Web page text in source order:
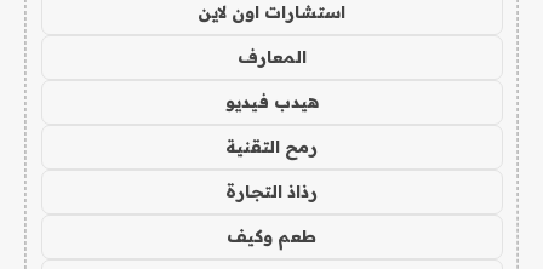
استشارات اون لاين
المعارف
هيدب فيديو
رمح التقنية
رذاذ التجارة
طعم وكيف